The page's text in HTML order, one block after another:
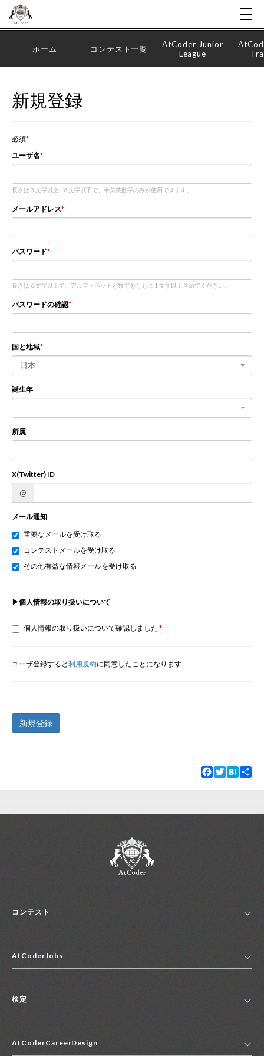
ホーム コンテスト一覧
AtCoder Junior
League
新規登録
必須
ユーザ名
長さは 3 文字以上 16 文字以下で、半角英数字のみが使用できます。
メールアドレス
パスワード
長さは 6 文字以上で、アルファベットと数字をともに 1 文字以上含めてください。
パスワードの確認
国と地域
日本
誕生年
-
所属
X(Twitter) ID
@
メール通知
重要なメールを受け取る
コンテストメールを受け取る
その他有益な情報メールを受け取る
▶個人情報の取り扱いについて
個人情報の取り扱いについて確認しました
ユーザ登録すると利用規約に同意したことになります
新規登録
Facebook
TwitterHatena
コンテスト
コンテスト一覧
便利リンク集
AtCoderJobs
2027年新卒採用求人一覧
中途採用求人一覧
検定
マイページ
AtCoderCareerDesign